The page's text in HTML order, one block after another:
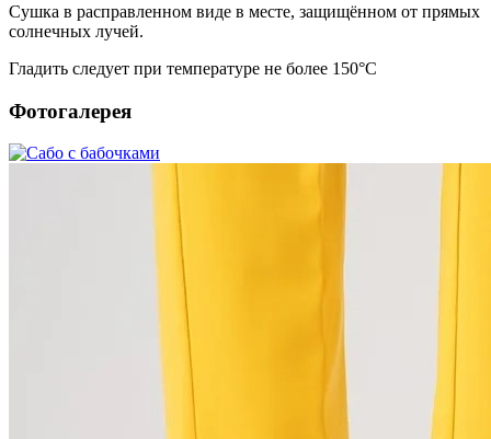
Сушка в расправленном виде в месте, защищённом от прямых
солнечных лучей.
Гладить следует при температуре не более 150°С
Фотогалерея